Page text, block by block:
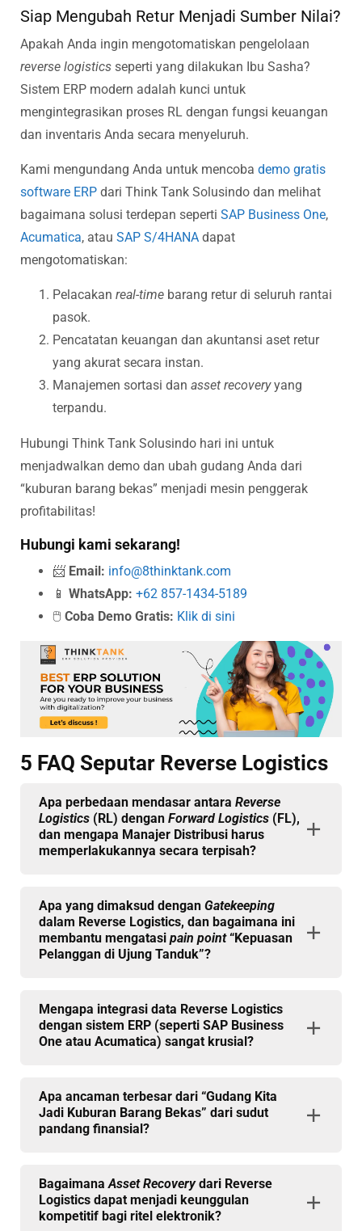
Siap Mengubah Retur Menjadi Sumber Nilai?
Apakah Anda ingin mengotomatiskan pengelolaan
reverse logistics seperti yang dilakukan Ibu Sasha?
Sistem ERP modern adalah kunci untuk
mengintegrasikan proses RL dengan fungsi keuangan
dan inventaris Anda secara menyeluruh.
Kami mengundang Anda untuk mencoba demo gratis
software ERP dari Think Tank Solusindo dan melihat
bagaimana solusi terdepan seperti SAP Business One,
Acumatica, atau SAP S/4HANA dapat
mengotomatiskan:
Pelacakan real-time barang retur di seluruh rantai
pasok.
Pencatatan keuangan dan akuntansi aset retur
yang akurat secara instan.
Manajemen sortasi dan asset recoveryyang
terpandu.
Hubungi Think Tank Solusindo hari ini untuk
menjadwalkan demo dan ubah gudang Anda dari
“kuburan barang bekas” menjadi mesin penggerak
profitabilitas!
Hubungi kami sekarang!
📨 Email: info@8thinktank.com
📱 WhatsApp: +62 857-1434-5189
🖱️ Coba Demo Gratis: Klik di sini
5 FAQ Seputar Reverse Logistics
Apa perbedaan mendasar antara Reverse
Logistics (RL) dengan Forward Logistics (FL),
dan mengapa Manajer Distribusi harus
memperlakukannya secara terpisah?
Apa yang dimaksud dengan Gatekeeping
dalam Reverse Logistics, dan bagaimana ini
membantu mengatasi pain point“Kepuasan
Pelanggan di Ujung Tanduk”?
Mengapa integrasi data Reverse Logistics
dengan sistem ERP (seperti SAP Business
One atau Acumatica) sangat krusial?
Apa ancaman terbesar dari “Gudang Kita
Jadi Kuburan Barang Bekas” dari sudut
pandang finansial?
BagaimanaAsset Recoverydari Reverse
Logistics dapat menjadi keunggulan
kompetitif bagi ritel elektronik?